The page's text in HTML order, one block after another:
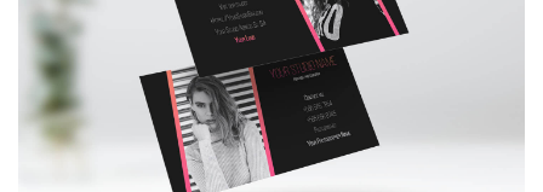
Free Template #46
تنزيل مجاني